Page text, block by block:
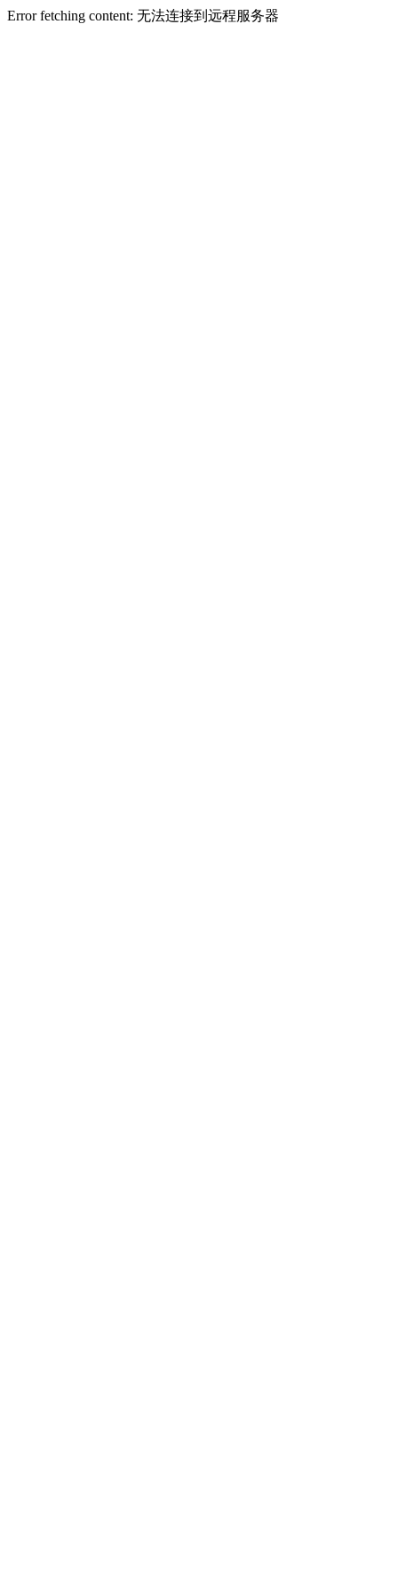
Error fetching content: 无法连接到远程服务器